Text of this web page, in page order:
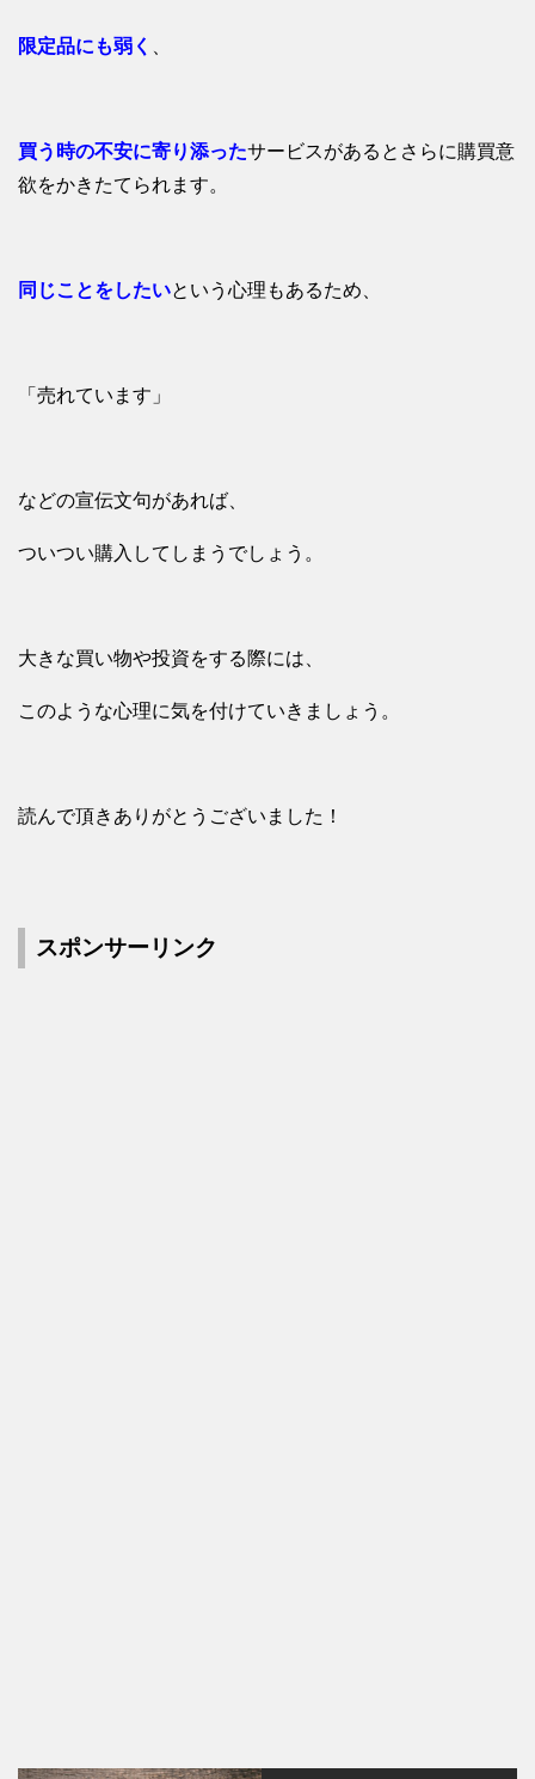
限定品にも弱く
買う時の不安に寄り添ったサービスがあるとさらに購買意
欲をかきたてられます。
同じことをしたいという心理もあるため、
「売れています」
などの宣伝文句があれば、
ついつい購入してしまうでしょう。
大きな買い物や投資をする際には、
このような心理に気を付けていきましょう。
読んで頂きありがとうございました！
スポンサーリンク